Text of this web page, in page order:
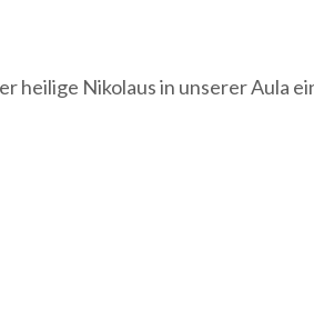
heilige Nikolaus in unserer Aula